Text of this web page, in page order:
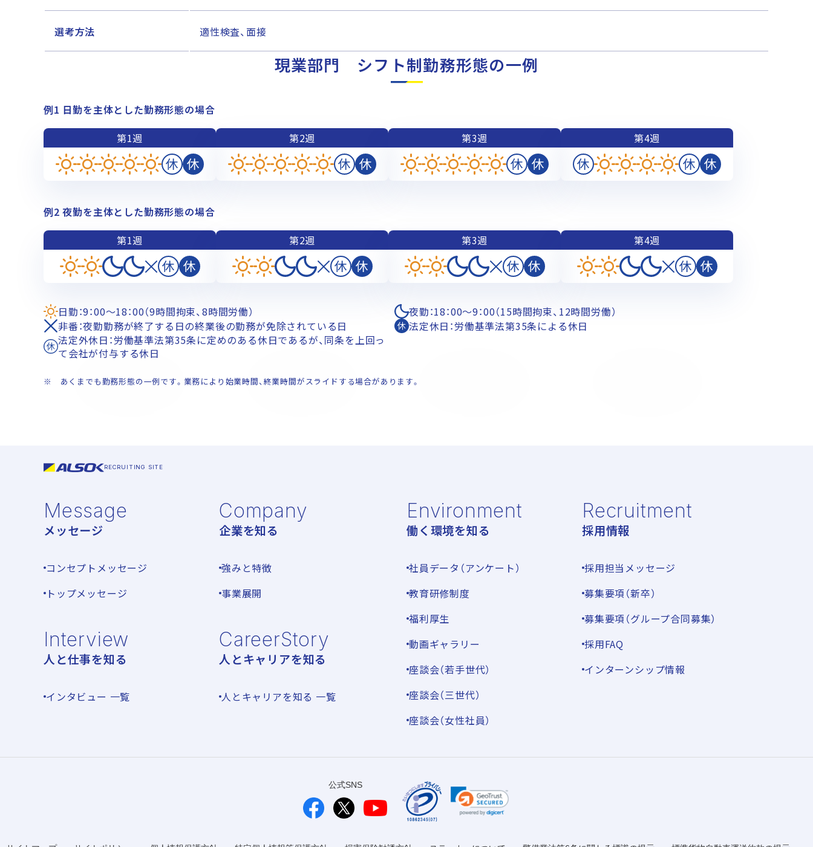
選考方法 適性検査、面接
現業部門 シフト制勤務形態の一例
例1 日勤を主体とした勤務形態の場合
第1週
第2週 第3週 第4週
例2 夜勤を主体とした勤務形態の場合
第1週
第2週 第3週 第4週
日勤：9：00～18：00（9時間拘束、8時間労働）
夜勤：18：00～9：00（15時間拘束、12時間労働）
非番：夜勤勤務が終了する日の終業後の勤務が免除されている日
法定休日：労働基準法第35条による休日
法定外休日：労働基準法第35条に定めのある休日であるが、同条を上回っ
て会社が付与する休日
※ あくまでも勤務形態の一例です。業務により始業時間、終業時間がスライドする場合があります。
RECRUITING SITE
Message
メッセージ
コンセプトメッセージ
トップメッセージ
Company
企業を知る
強みと特徴
事業展開
Interview
人と仕事を知る
インタビュー 一覧
CareerStory
人とキャリアを知る
人とキャリアを知る 一覧
Environment
働く環境を知る
社員データ（アンケート）
教育研修制度
福利厚生
動画ギャラリー
座談会（若手世代）
座談会（三世代）
座談会（女性社員）
Recruitment
採用情報
採用担当メッセージ
募集要項（新卒）
募集要項（グループ合同募集）
採用FAQ
インターンシップ情報
公式SNS